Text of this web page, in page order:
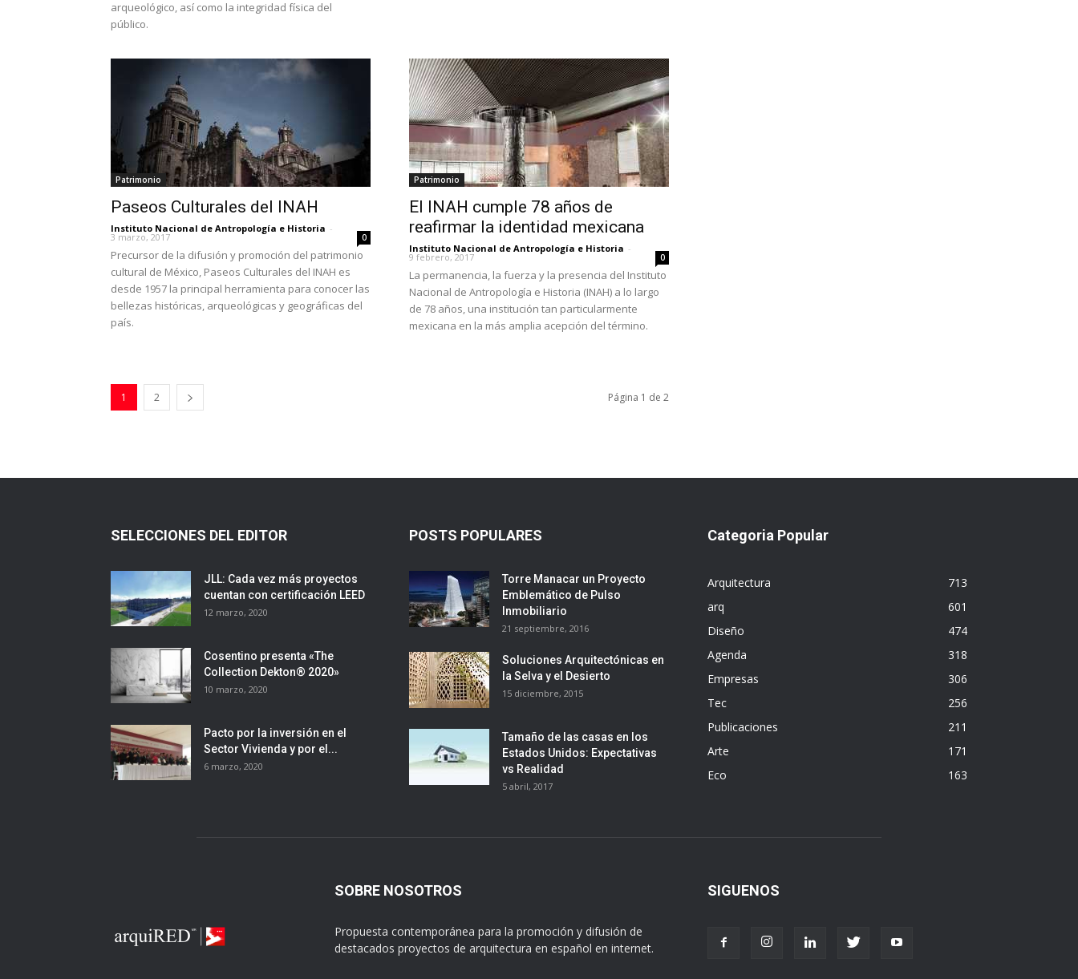
arqueológico, así como la integridad física del
público.
Patrimonio
Paseos Culturales del INAH
Instituto Nacional de Antropología e Historia -
3 marzo, 2017 0
Precursor de la difusión y promoción del patrimonio
cultural de México, Paseos Culturales del INAH es
desde 1957 la principal herramienta para conocer las
bellezas históricas, arqueológicas y geográficas del
país.
Patrimonio
El INAH cumple 78 años de
reafirmar la identidad mexicana
Instituto Nacional de Antropología e Historia -
9 febrero, 2017 0
La permanencia, la fuerza y la presencia del Instituto
Nacional de Antropología e Historia (INAH) a lo largo
de 78 años, una institución tan particularmente
mexicana en la más amplia acepción del término.
1 2 Página 1 de 2
SELECCIONES DEL EDITOR
JLL: Cada vez más proyectos
cuentan con certificación LEED
12 marzo, 2020
Cosentino presenta «The
Collection Dekton® 2020»
10 marzo, 2020
Pacto por la inversión en el
Sector Vivienda y por el...
6 marzo, 2020
POSTS POPULARES
Torre Manacar un Proyecto
Emblemático de Pulso
Inmobiliario
21 septiembre, 2016
Soluciones Arquitectónicas en
la Selva y el Desierto
15 diciembre, 2015
Tamaño de las casas en los
Estados Unidos: Expectativas
vs Realidad
5 abril, 2017
Categoria Popular
Arquitectura
713
arq
601
Diseño
474
Agenda
318
Empresas
306
Tec
256
Publicaciones
211
Arte
171
Eco
163
SOBRE NOSOTROS
Propuesta contemporánea para la promoción y difusión de
destacados proyectos de arquitectura en español en internet.
SIGUENOS